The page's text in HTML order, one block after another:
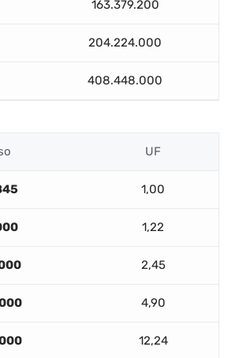
163.379.200
204.224.000
408.448.000
UF
1,00
1,22
2,45
4,90
12,24